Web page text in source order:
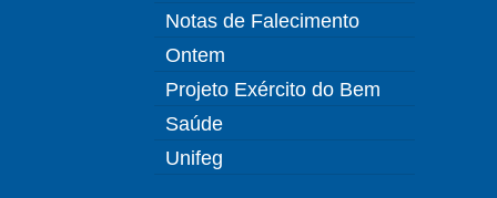
Notas de Falecimento
Ontem
Projeto Exército do Bem
Saúde
Unifeg